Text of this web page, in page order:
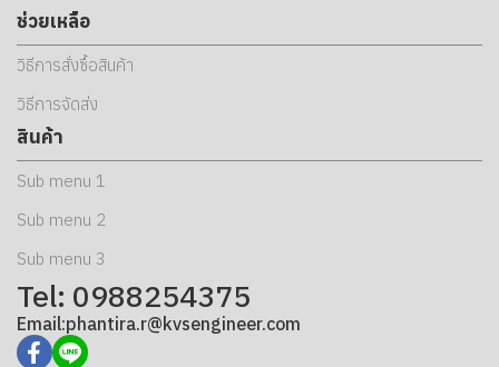
ช่วยเหลือ
วิธีการสั่งซื้อสินค้า
วิธีการจัดส่ง
สินค้า
Sub menu 1
Sub menu 2
Sub menu 3
Tel: 0988254375
Email:phantira.r@kvsengineer.com